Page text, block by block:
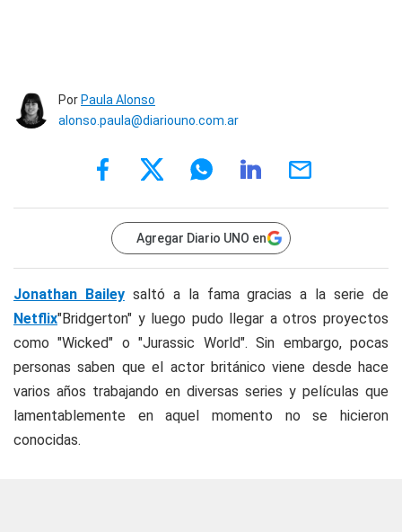
Por Paula Alonso
alonso.paula@diariouno.com.ar
Agregar Diario UNO en
Jonathan Baileysaltó a la fama gracias a la serie de
Netflix"Bridgerton" y luego pudo llegar a otros proyectos
como "Wicked" o "Jurassic World". Sin embargo, pocas
personas saben que el actor británico viene desde hace
varios años trabajando en diversas series y películas que
lamentablemente en aquel momento no se hicieron
conocidas.